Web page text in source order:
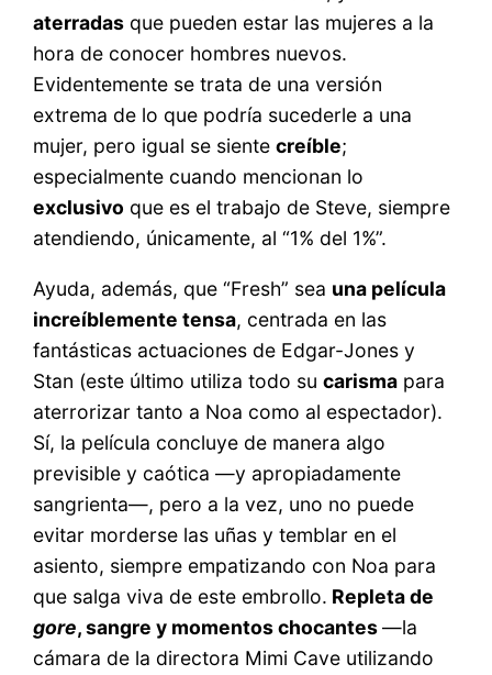
aterradas que pueden estar las mujeres a la
hora de conocer hombres nuevos.
Evidentemente se trata de una versión
extrema de lo que podría sucederle a una
mujer, pero igual se sientecreíble;
especialmente cuando mencionan lo
exclusivo que es el trabajo de Steve, siempre
atendiendo, únicamente, al “1% del 1%”.
Ayuda, además, que “Fresh” sea una película
increíblemente tensa, centrada en las
fantásticas actuaciones de Edgar-Jones y
Stan (este último utiliza todo sucarisma para
aterrorizar tanto a Noa como al espectador).
Sí, la película concluye de manera algo
previsible y caótica —y apropiadamente
sangrienta—, pero a la vez, uno no puede
evitar morderse las uñas y temblar en el
asiento, siempre empatizando con Noa para
que salga viva de este embrollo. Repleta de
gore, sangre y momentos chocantes—la
cámara de la directora Mimi Cave utilizando